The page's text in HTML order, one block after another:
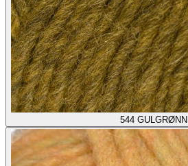
544 GULGRØNN